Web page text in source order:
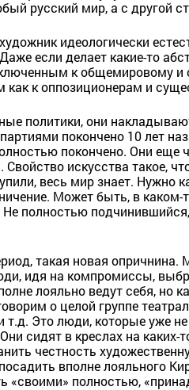
русский мир, а с другой
идеологически
если делает какие-то
к общемировому и
как к оппозиционерам и
политики, они
покончено 10 лет
покончено. Они еще
искусства такое,
весь мир знает. Нужно
Может быть, в
Не полностью
такая новая
идя на компромиссы,
лояльно ведут себя, но
о целой группе
т.д. Это люди, которые уже
сидят в креслах на
честность
вполне лояльного
полностью,